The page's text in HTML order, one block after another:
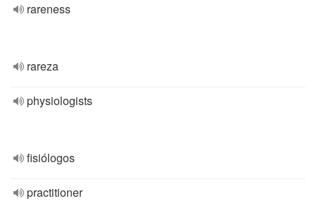
rareness
rareza
physiologists
fisiólogos
practitioner